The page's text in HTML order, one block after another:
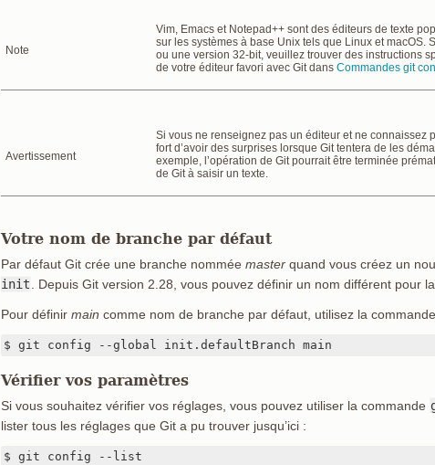
Note
Vim, Emacs et Notepad++ sont des éditeurs de texte
sur les systèmes à base Unix tels que Linux et macOS.
ou une version 32-bit, veuillez trouver des instructions
de votre éditeur favori avec Git dans Commandes git
Avertissement
Si vous ne renseignez pas un éditeur et ne connaissez
fort d’avoir des surprises lorsque Git tentera de les
exemple, l’opération de Git pourrait être terminée
de Git à saisir un texte.
Votre nom de branche par défaut
Par défaut Git crée une branche nommée master quand vous créez un
init
. Depuis Git version 2.28, vous pouvez définir un nom différent pour
Pour définir main comme nom de branche par défaut, utilisez la
$ git config --global init.defaultBranch main
Vérifier vos paramètres
Si vous souhaitez vérifier vos réglages, vous pouvez utiliser la commande
lister tous les réglages que Git a pu trouver jusqu’ici :
$ git config --list